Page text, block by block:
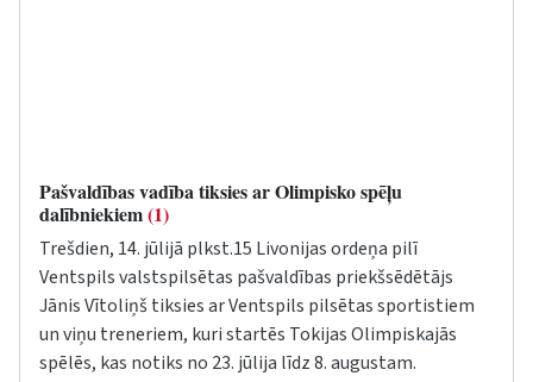
Pašvaldības vadība tiksies ar Olimpisko spēļu
dalībniekiem(1)
Trešdien, 14. jūlijā plkst.15 Livonijas ordeņa pilī
Ventspils valstspilsētas pašvaldības priekšsēdētājs
Jānis Vītoliņš tiksies ar Ventspils pilsētas sportistiem
un viņu treneriem, kuri startēs Tokijas Olimpiskajās
spēlēs, kas notiks no 23. jūlija līdz 8. augustam.